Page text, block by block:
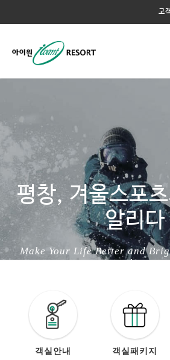
고
평창, 겨울스포
알리다
Make Your Life Better and
with Us!
아이원리조트
이
용
안
내
자
세
기
>
강원
객실안내 객실패키지